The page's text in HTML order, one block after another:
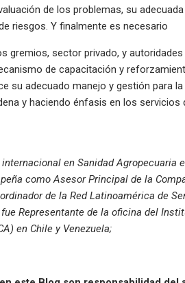
de los problemas, su
riesgos. Y finalmente es necesario
gremios, sector privado, y
de capacitación y
su adecuado manejo y gestión para
y haciendo énfasis en los servicios
en Sanidad Agropecuaria
como Asesor Principal de la
de la Red Latinoamérica de
fue Representante de la oficina del
en Chile y Venezuela;